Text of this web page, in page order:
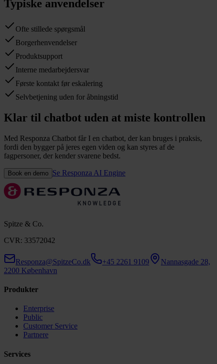
Typiske anvendelser
Ofte stillede spørgsmål
Borgerhenvendelser
Produktsupport
Interne medarbejdersvar
Første kontakt før eskalering
Selvbetjening uden for åbningstid
Klar til chatbot uden at miste kontrollen
Med Responza Chatbot får I en chatbot, der kan bruges i praksis,
fordi den bygger på jeres egen viden og kan styres af de
fagpersoner, der kender svarene bedst.
Book en demo Se Responza AI Engine
Spitze & Co.
CVR: 33572042
Responza@SpitzeCo.dk +45 2261 9109
Nannasgade 28,
2200 København
Produkter
Enterprise
Public
Customer Service
Partnere
Services